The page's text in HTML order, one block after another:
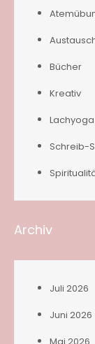
Bücher
Kreativ
Lachyoga
Schreib-
Archiv
Juli 2026
Juni 2026